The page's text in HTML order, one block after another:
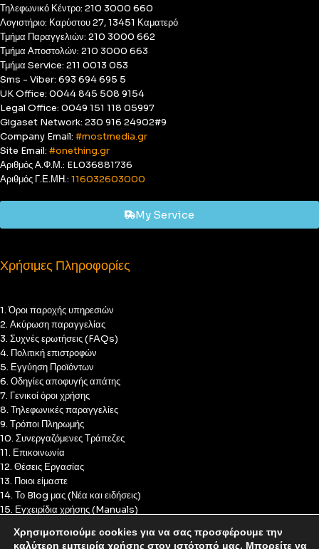
Τηλεφωνικό Κέντρο: 210 3000 660
Λογιστήριο: Καρύστου 27, 13451 Καματερό
Τμήμα Παραγγελιών: 210 3000 662
Τμήμα Αποστολών: 210 3000 663
Τμήμα Service: 211 0013 053
Sms - Viber: 693 694 695 5
UK Office: 0044 845 508 9154
Legal Office: 0049 151 118 05997
Gigaset Network: 230 916 24902#9
Company Email: #mostmedia.gr
Site Email: #onething.gr
Αριθμός Α.Φ.Μ.: EL036881736
Αριθμός Γ.Ε.ΜΗ.: 116032603000
My Service
Χρήσιμες Πληροφορίες
1. Όροι παροχής υπηρεσιών
2. Ακύρωση παραγγελίας
3. Συχνές ερωτήσεις (FAQs)
4. Πολιτική επιστροφών
5. Εγγύηση Προϊόντων
6. Οδηγίες αποφυγής απάτης
7. Γενικοί όροι χρήσης
8. Τηλεφωνικές παραγγελίες
9. Τρόποι Πληρωμής
10. Συνεργαζόμενες Τράπεζες
11. Επικοινωνία
12. Θέσεις Εργασίας
13. Ποιοι είμαστε
14. Το Blog μας (Νέα και ειδήσεις)
15. Εγχειρίδια χρήσης (Manuals)
17. Πολιτική Cookies
Χρησιμοποιούμε cookies για να σας προσφέρουμε την
καλύτερη εμπειρία χρήσης στον ιστότοπό μας. Μπορείτε να